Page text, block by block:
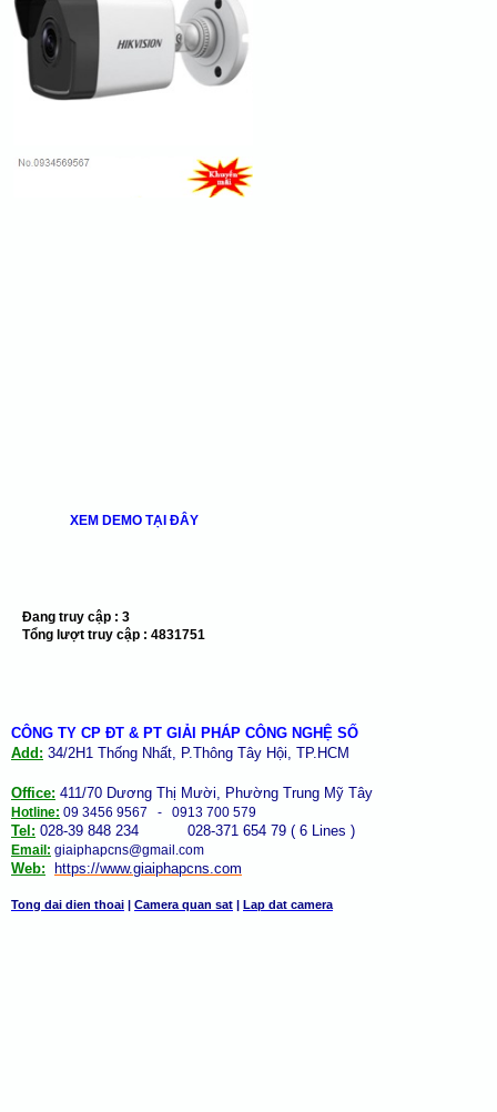
XEM DEMO TẠI ĐÂY
Đang truy cập : 3
Tổng lượt truy cập : 4831751
CÔNG TY CP ĐT & PT GIẢI PHÁP CÔNG NGHỆ SỐ
Add: 34/2H1 Thống Nhất, P.Thông Tây Hội, TP.HCM
Office: 411/70 Dương Thị Mười, Phường Trung Mỹ Tây
Hotline: 09 3456 9567 - 0913 700 579
Tel: 028-39 848 234 028-371 654 79 ( 6 Lines )
Email: giaiphapcns@gmail.com
Web: https://www.giaiphapcns.com
Tong dai dien thoai | Camera quan sat | Lap dat camera